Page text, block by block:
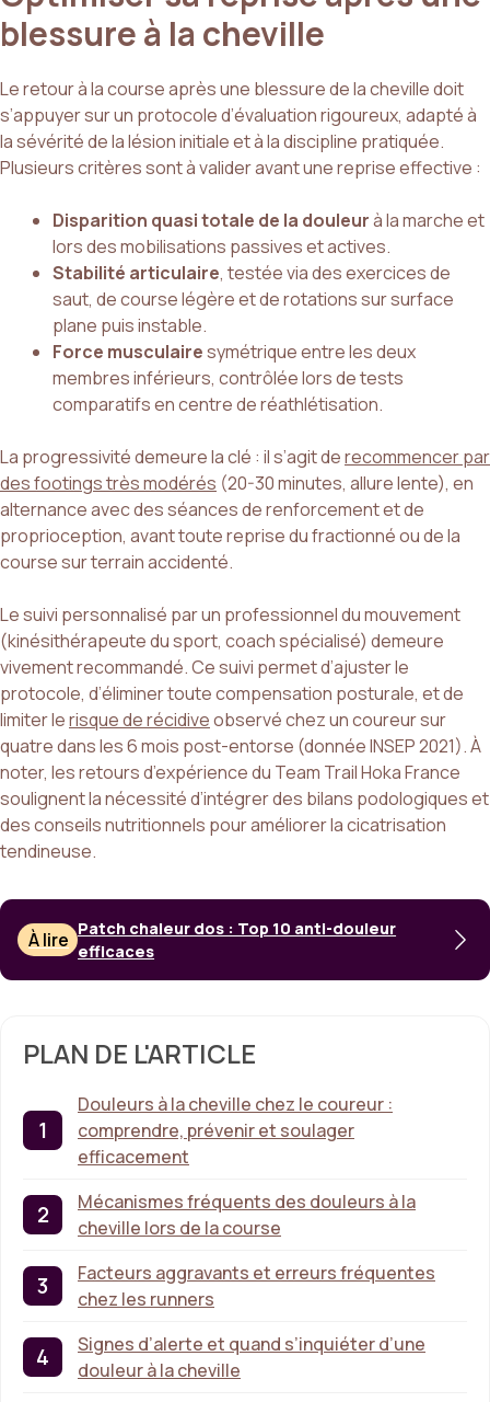
blessure à la cheville
Le retour à la course après une blessure de la cheville doit
s’appuyer sur un protocole d’évaluation rigoureux, adapté à
la sévérité de la lésion initiale et à la discipline pratiquée.
Plusieurs critères sont à valider avant une reprise effective :
Disparition quasi totale de la douleurà la marche et
lors des mobilisations passives et actives.
Stabilité articulaire, testée via des exercices de
saut, de course légère et de rotations sur surface
plane puis instable.
Force musculairesymétrique entre les deux
membres inférieurs, contrôlée lors de tests
comparatifs en centre de réathlétisation.
La progressivité demeure la clé : il s’agit derecommencer par
des footings très modérés (20-30 minutes, allure lente), en
alternance avec des séances de renforcement et de
proprioception, avant toute reprise du fractionné ou de la
course sur terrain accidenté.
Le suivi personnalisé par un professionnel du mouvement
(kinésithérapeute du sport, coach spécialisé) demeure
vivement recommandé. Ce suivi permet d’ajuster le
protocole, d’éliminer toute compensation posturale, et de
limiter lerisque de récidiveobservé chez un coureur sur
quatre dans les 6 mois post-entorse (donnée INSEP 2021). À
noter, les retours d’expérience du Team Trail Hoka France
soulignent la nécessité d’intégrer des bilans podologiques et
des conseils nutritionnels pour améliorer la cicatrisation
tendineuse.
À lire Patch chaleur dos : Top 10 anti-douleur
efficaces
PLAN DE L'ARTICLE
Douleurs à la cheville chez le coureur :
comprendre, prévenir et soulager
efficacement
Mécanismes fréquents des douleurs à la
cheville lors de la course
Facteurs aggravants et erreurs fréquentes
chez les runners
Signes d’alerte et quand s’inquiéter d’une
douleur à la cheville